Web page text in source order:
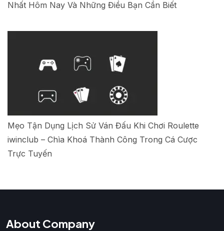
Nhất Hôm Nay Và Những Điều Bạn Cần Biết
Mẹo Tận Dụng Lịch Sử Ván Đấu Khi Chơi Roulette
iwinclub – Chìa Khoá Thành Công Trong Cá Cược
Trực Tuyến
About Company